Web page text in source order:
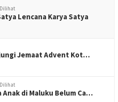
Lencana Karya Satya
Jemaat Advent Kot…
Anak di Maluku Belum Ca…